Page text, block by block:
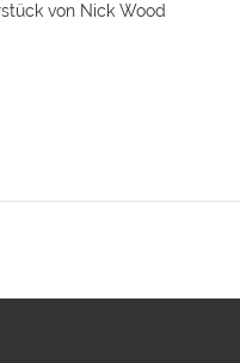
von Nick Wood